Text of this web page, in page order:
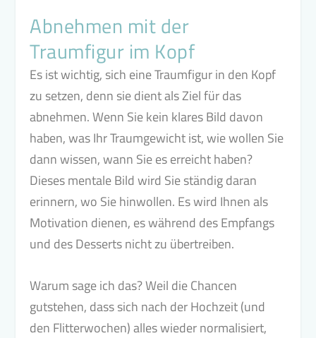
Abnehmen mit der
Traumfigur im Kopf
Es ist wichtig, sich eine Traumfigur in den Kopf
zu setzen, denn sie dient als Ziel für das
abnehmen. Wenn Sie kein klares Bild davon
haben, was Ihr Traumgewicht ist, wie wollen Sie
dann wissen, wann Sie es erreicht haben?
Dieses mentale Bild wird Sie ständig daran
erinnern, wo Sie hinwollen. Es wird Ihnen als
Motivation dienen, es während des Empfangs
und des Desserts nicht zu übertreiben.
Warum sage ich das? Weil die Chancen
gutstehen, dass sich nach der Hochzeit (und
den Flitterwochen) alles wieder normalisiert,